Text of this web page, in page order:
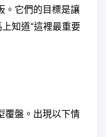
。它們的目標是讓
知道“這裡最重要
覆盤。出現以下情